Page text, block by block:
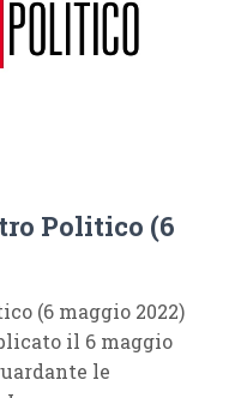
Politico (6
(6 maggio 2022)
il 6 maggio
le